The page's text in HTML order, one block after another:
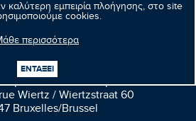
καλύτερη εμπειρία πλοήγησης, στο site
cookies.
περισσότερα
ΕΝΤΑΞΕΙ
Bât. Altiero Spinelli
Wiertz / Wiertzstraat 60
Bruxelles/Brussel